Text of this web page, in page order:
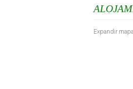
Expandir mapa